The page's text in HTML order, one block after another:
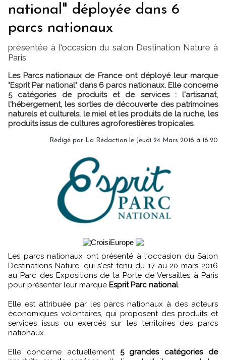
national" déployée dans 6
parcs nationaux
présentée à l'occasion du salon Destination Nature à
Paris
Les Parcs nationaux de France ont déployé leur marque
"Esprit Par national" dans 6 parcs nationaux. Elle concerne
5 catégories de produits et de services : l'artisanat,
l'hébergement, les sorties de découverte des patrimoines
naturels et culturels, le miel et les produits de la ruche, les
produits issus de cultures agroforestières tropicales.
Rédigé par La Rédaction le Jeudi 24 Mars 2016 à 16:20
Les parcs nationaux ont présenté à l'occasion du Salon
Destinations Nature, qui s'est tenu du 17 au 20 mars 2016
au Parc des Expositions de la Porte de Versailles à Paris
pour présenter leur marque Esprit Parc national.
Elle est attribuée par les parcs nationaux à des acteurs
économiques volontaires, qui proposent des produits et
services issus ou exercés sur les territoires des parcs
nationaux.
Elle concerne actuellement 5 grandes catégories de